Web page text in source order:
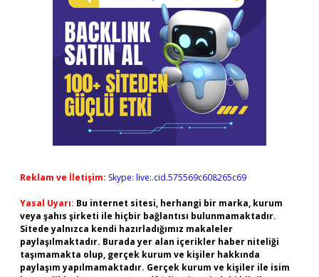
Reklam ve İletişim: Skype: live:.cid.575569c608265c69
Yasal Uyarı: Bu internet sitesi, herhangi bir marka, kurum
veya şahıs şirketi ile hiçbir bağlantısı bulunmamaktadır.
Sitede yalnızca kendi hazırladığımız makaleler
paylaşılmaktadır. Burada yer alan içerikler haber niteliği
taşımamakta olup, gerçek kurum ve kişiler hakkında
paylaşım yapılmamaktadır. Gerçek kurum ve kişiler ile isim